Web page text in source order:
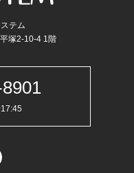
テム
塚2-10-4 1階